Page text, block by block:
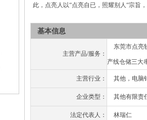
此，点亮人以“点亮自已，照耀别人“宗旨
基本信息
主营产品/服务：
东莞市点亮
产线仓储三大
主营行业： 其他，电脑
企业类型： 其他有限责
法定代表人： 林瑞仁